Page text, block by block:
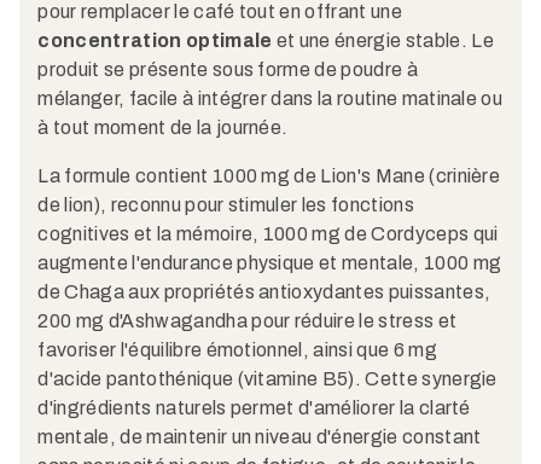
pour remplacer le café tout en offrant une
concentration optimale et une énergie stable. Le
produit se présente sous forme de poudre à
mélanger, facile à intégrer dans la routine matinale ou
à tout moment de la journée.
La formule contient 1000 mg de Lion's Mane (crinière
de lion), reconnu pour stimuler les fonctions
cognitives et la mémoire, 1000 mg de Cordyceps qui
augmente l'endurance physique et mentale, 1000 mg
de Chaga aux propriétés antioxydantes puissantes,
200 mg d'Ashwagandha pour réduire le stress et
favoriser l'équilibre émotionnel, ainsi que 6 mg
d'acide pantothénique (vitamine B5). Cette synergie
d'ingrédients naturels permet d'améliorer la clarté
mentale, de maintenir un niveau d'énergie constant